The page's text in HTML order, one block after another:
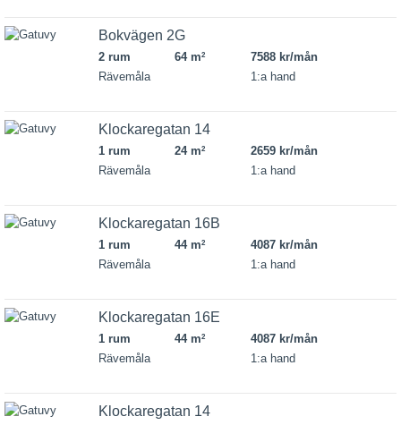
Bokvägen 2G
2 rum 64 m2
7588 kr/mån
Rävemåla
1:a hand
Klockaregatan 14
1 rum 24 m2
2659 kr/mån
Rävemåla
1:a hand
Klockaregatan 16B
1 rum 44 m2
4087 kr/mån
Rävemåla
1:a hand
Klockaregatan 16E
1 rum 44 m2
4087 kr/mån
Rävemåla
1:a hand
Klockaregatan 14